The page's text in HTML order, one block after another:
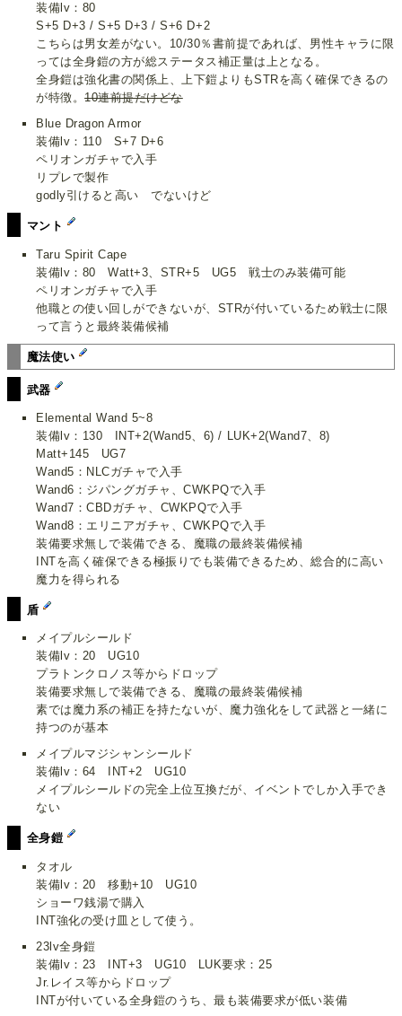
装備lv：80
S+5 D+3 / S+5 D+3 / S+6 D+2
こちらは男女差がない。10/30％書前提であれば、男性キャラに限
っては全身鎧の方が総ステータス補正量は上となる。
全身鎧は強化書の関係上、上下鎧よりもSTRを高く確保できるの
が特徴。10連前提だけどな
Blue Dragon Armor
装備lv：110 S+7 D+6
ペリオンガチャで入手
リプレで製作
godly引けると高い でないけど
マント
Taru Spirit Cape
装備lv：80 Watt+3、STR+5 UG5 戦士のみ装備可能
ペリオンガチャで入手
他職との使い回しができないが、STRが付いているため戦士に限
って言うと最終装備候補
魔法使い
武器
Elemental Wand 5~8
装備lv：130 INT+2(Wand5、6) / LUK+2(Wand7、8)
Matt+145 UG7
Wand5：NLCガチャで入手
Wand6：ジパングガチャ、CWKPQで入手
Wand7：CBDガチャ、CWKPQで入手
Wand8：エリニアガチャ、CWKPQで入手
装備要求無しで装備できる、魔職の最終装備候補
INTを高く確保できる極振りでも装備できるため、総合的に高い
魔力を得られる
盾
メイプルシールド
装備lv：20 UG10
プラトンクロノス等からドロップ
装備要求無しで装備できる、魔職の最終装備候補
素では魔力系の補正を持たないが、魔力強化をして武器と一緒に
持つのが基本
メイプルマジシャンシールド
装備lv：64 INT+2 UG10
メイプルシールドの完全上位互換だが、イベントでしか入手でき
ない
全身鎧
タオル
装備lv：20 移動+10 UG10
ショーワ銭湯で購入
INT強化の受け皿として使う。
23lv全身鎧
装備lv：23 INT+3 UG10 LUK要求：25
Jr.レイス等からドロップ
INTが付いている全身鎧のうち、最も装備要求が低い装備